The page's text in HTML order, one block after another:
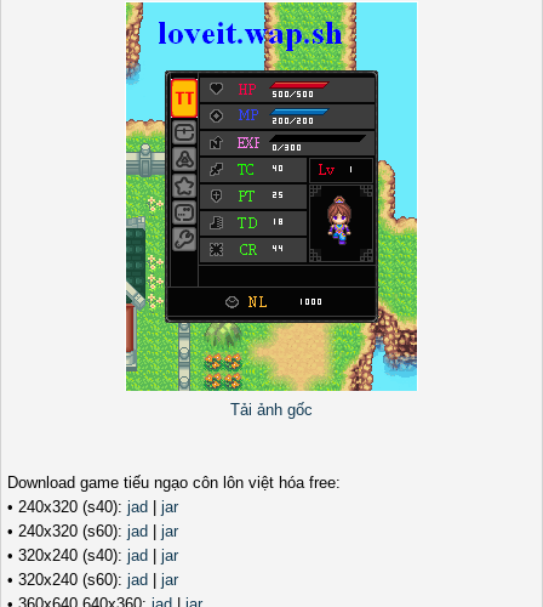
Tải ảnh gốc
Download game tiếu ngạo côn lôn việt hóa free:
• 240x320 (s40): jad
jar
• 240x320 (s60): jad
jar
• 320x240 (s40): jad
jar
• 320x240 (s60): jad
jar